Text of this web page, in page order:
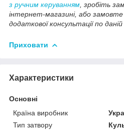
з ручним керуванням , зробіть
інтернет-магазині, або замовте
додаткової консультації по
Приховати
Характеристики
Основні
Країна виробник
Тип затвору